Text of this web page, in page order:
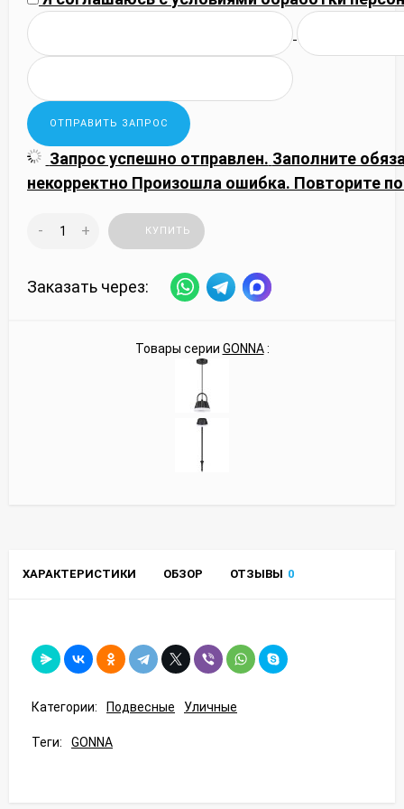
Запрос успешно отправлен. Заполните
некорректно Произошла ошибка. Повторите
- + КУПИТЬ
Заказать через:
Товары серии GONNA:
ХАРАКТЕРИСТИКИ ОБЗОР ОТЗЫВЫ 0
Категории: Подвесные Уличные
Теги: GONNA